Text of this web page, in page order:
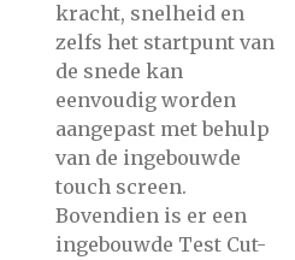
kracht, snelheid en
zelfs het startpunt van
de snede kan
eenvoudig worden
aangepast met behulp
van de ingebouwde
touch screen.
Bovendien is er een
ingebouwde Test Cut-